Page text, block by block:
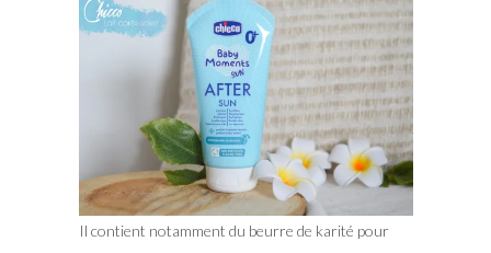
Il contient notamment du beurre de karité pour